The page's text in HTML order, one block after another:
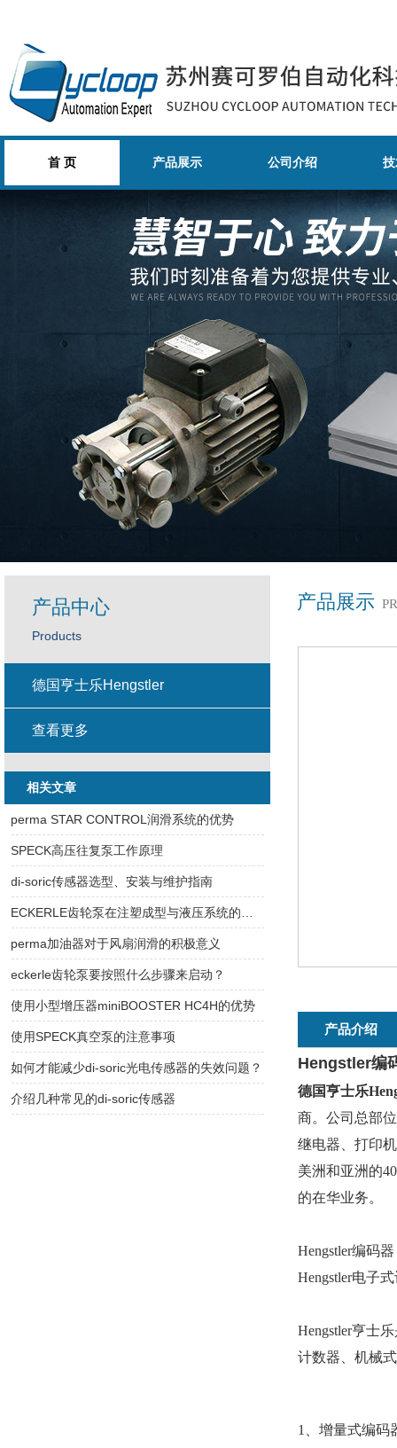
首 页 产品展示 公司介绍
产品展示
产品介绍
Hengstler编
德国亨士乐
商。公司总部
继电器、打印
美洲和亚洲的
的在华业务。
Hengstler编码
Hengstler电子
Hengstler亨士
计数器、机械
1
、增量式编码
产品中心
Products
德国亨士乐Hengstler
查看更多
相关文章
perma STAR CONTROL润滑系统的优势
SPECK高压往复泵工作原理
di-soric传感器选型、安装与维护指南
perma加油器对于风扇润滑的积极意义
eckerle齿轮泵要按照什么步骤来启动？
使用小型增压器miniBOOSTER HC4H的优势
使用SPECK真空泵的注意事项
如何才能减少di-soric光电传感器的失效问题？
介绍几种常见的di-soric传感器